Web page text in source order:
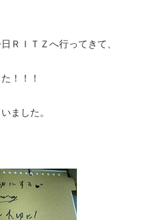
ＲＩＴＺへ行ってきて、
！！！
ました。